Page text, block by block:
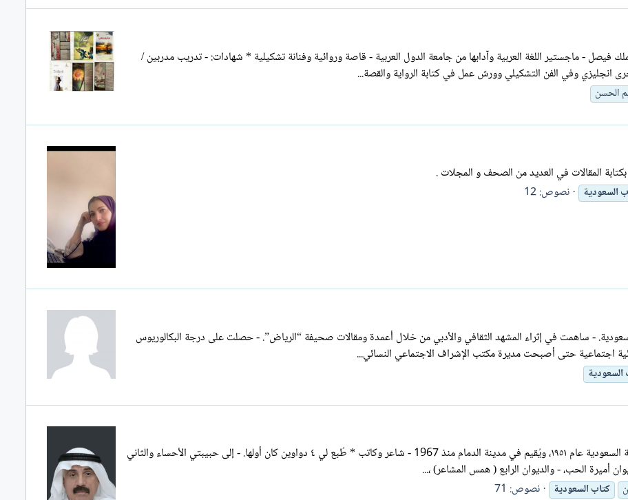
فيصل - ماجستير اللغة العربية وآدابها من جامعة الدول العربية - قاصة وروائية وفنانة تشكيلية * شهادات: - تدريب مدربين /
انجليزي وفي الفن التشكيلي وورش عمل في كتابة الرواية والقصة...
الحسن
المقالات في العديد من الصحف و المجلات .
السعودية نصوص: 12
- ساهمت في إثراء المشهد الثقافي والأدبي من خلال أعمدة ومقالات صحيفة “الرياض”. - حصلت على درجة البكالوريوس
اجتماعية حتى أصبحت مديرة مكتب الإشراف الاجتماعي النسائي...
السعودية
عبدالله محمد بوخمسين - من مواليد الأحساء من المملكة العربية السعودية عام ١٩٥١، ويُقيم في مدينة الدمام منذ 1967 - شاعر وكاتب * طُبع لي ٤ دواوين كان أولها. - إلى حبيبتي الأحساء والثاني
أميرة الحب، - والديوان الرابع ( همس المشاعر) ،...
كتابالسعودية نصوص: 71